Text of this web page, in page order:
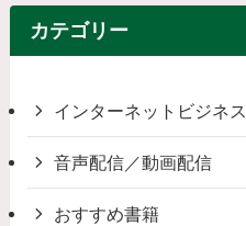
カテゴリー
インターネットビジネス
音声配信／動画配信
おすすめ書籍